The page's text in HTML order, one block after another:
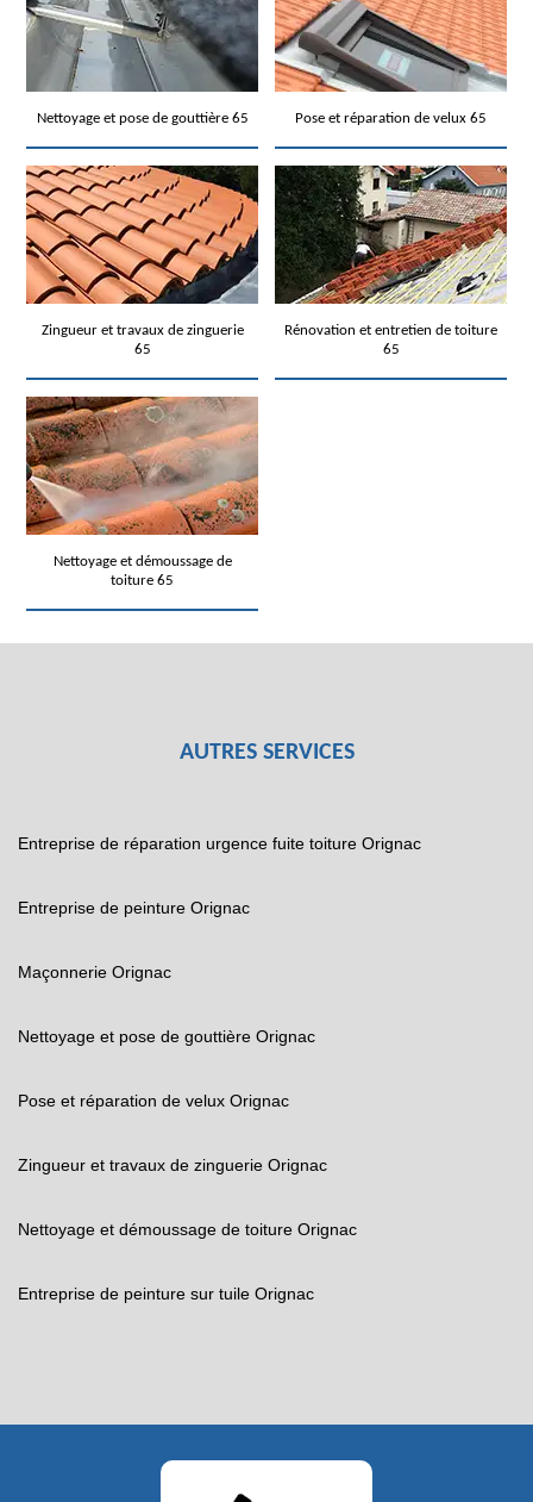
Nettoyage et pose de gouttière 65 Pose et réparation de velux 65
Zingueur et travaux de zinguerie
65
Rénovation et entretien de toiture
65
Nettoyage et démoussage de
toiture 65
AUTRES SERVICES
Entreprise de réparation urgence fuite toiture Orignac
Entreprise de peinture Orignac
Maçonnerie Orignac
Nettoyage et pose de gouttière Orignac
Pose et réparation de velux Orignac
Zingueur et travaux de zinguerie Orignac
Nettoyage et démoussage de toiture Orignac
Entreprise de peinture sur tuile Orignac